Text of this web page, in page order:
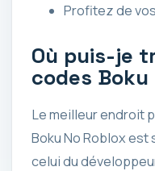
Profitez de
Où puis-je
codes Boku
Le meilleur endroit
Boku No Roblox
celui du